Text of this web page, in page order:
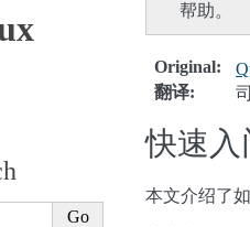
帮助。
Original:
翻译:
快速入
本文介绍了